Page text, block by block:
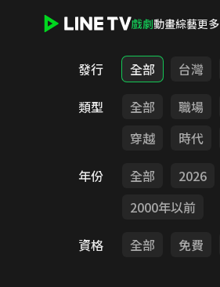
戲劇動畫綜藝更多
發行 全部 台灣
類型
全部 職場
穿越
時代
年份
全部 2026
2000年以前
資格
全部 免費